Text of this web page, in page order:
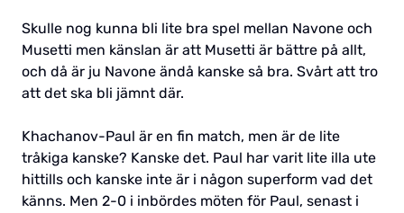
Skulle nog kunna bli lite bra spel mellan Navone och
Musetti men känslan är att Musetti är bättre på allt,
och då är ju Navone ändå kanske så bra. Svårt att tro
att det ska bli jämnt där.
Khachanov-Paul är en fin match, men är de lite
tråkiga kanske? Kanske det. Paul har varit lite illa ute
hittills och kanske inte är i någon superform vad det
känns. Men 2-0 i inbördes möten för Paul, senast i